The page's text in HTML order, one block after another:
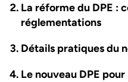
La réforme du DPE :
réglementations
Détails pratiques du
Le nouveau DPE